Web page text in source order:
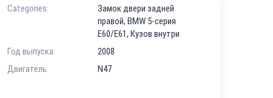
Categories:
Замок двери задней
правой, BMW 5-серия
E60/E61, Кузов внутри
Год выпуска:
2008
Двигатель:
N47